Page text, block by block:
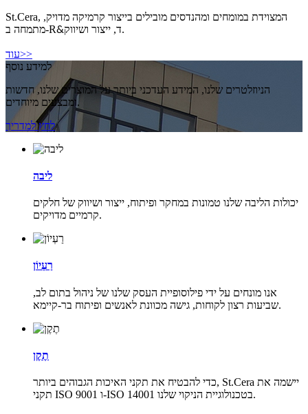
St.Cera, המצוידת במומחים ומהנדסים מובילים בייצור קרמיקה מדויק,
מתמחה ב-R& ד, ייצור ושיווק.
עוד>>
למידע נוסף
הניוזלטרים שלנו, המידע העדכני ביותר על המוצרים שלנו, חדשות
ומבצעים מיוחדים.
לחץ למדריך
ליבה
יכולות הליבה שלנו טמונות במחקר ופיתוח, ייצור ושיווק של חלקים
קרמיים מדויקים.
רַעְיוֹן
אנו מונחים על ידי פילוסופיית העסק שלנו של ניהול בתום לב,
שביעות רצון לקוחות, גישה מכוונת לאנשים ופיתוח בר-קיימא.
תֶקֶן
כדי להבטיח את תקני האיכות הגבוהים ביותר, St.Cera יישמה את
תקני ISO 9001 ו-ISO 14001 בטכנולוגיית הניקוי שלנו.